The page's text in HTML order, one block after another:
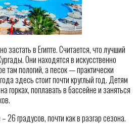
в Египте. Считается, что лучший
Они находятся в искусственно
там пологий, а песок — практически
здесь стоит почти круглый год. Детям
горках, поплавать в бассейне и заняться
26 градусов, почти как в разгар сезона.